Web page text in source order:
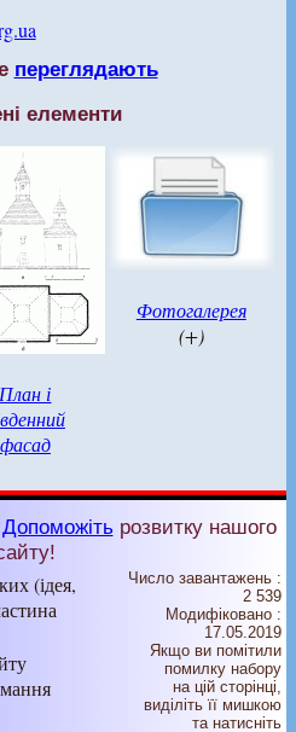
переглядають
елементи
План і
фасад
Фотогалерея
(+)
Допоможіть розвитку нашого
(ідея,
Число завантажень :
2 539
Модифіковано :
17.05.2019
Якщо ви помітили
помилку набору
на цiй сторiнцi,
видiлiть її мишкою
та натисніть